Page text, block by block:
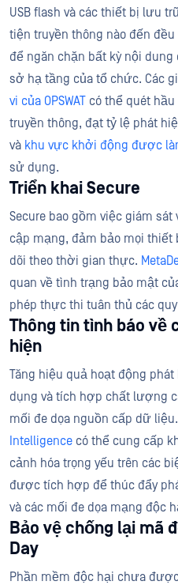
USB flash và các thiết bị lưu
tiện truyền thông nào đến
để ngăn chặn bất kỳ nội
sở hạ tầng của tổ chức. Các
vi của OPSWAT có thể quét
truyền thông, đạt tỷ lệ phát
và khu vực khởi động được
sử dụng.
Triển khai Secure
Secure bao gồm việc giám
cập mạng, đảm bảo mọi
dõi theo thời gian thực.
quan về tình trạng bảo mật
phép thực thi tuân thủ các
Thông tin tình báo về
hiện
Tăng hiệu quả hoạt động
dụng và tích hợp chất lượng
mối đe dọa nguồn cấp dữ liệu.
Intelligence có thể cung cấp
cảnh hóa trọng yếu trên các
được tích hợp để thúc đẩy
và các mối đe dọa mạng độc
Bảo vệ chống lại mã
Day
Phần mềm độc hại chưa